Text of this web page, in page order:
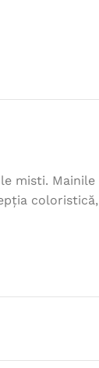
misti.